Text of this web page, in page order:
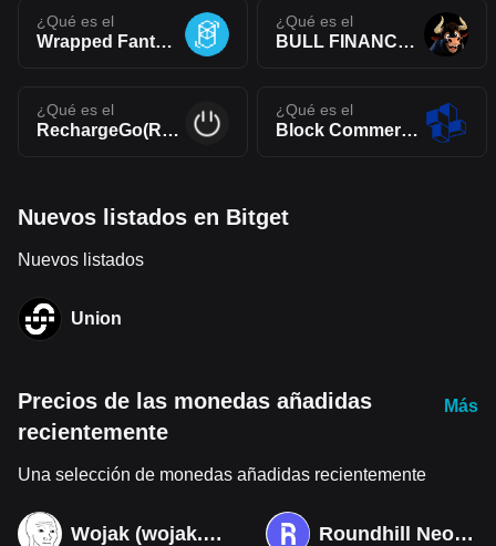
¿Qué es el
Wrapped Fantom(WFTM)
¿Qué es el
BULL FINANCE(BULL)
¿Qué es el
RechargeGo(RCGE)
¿Qué es el
Block Commerce Protocol(BCP)
Nuevos listados en Bitget
Nuevos listados
Union
Precios de las monedas añadidas
recientemente
Más
Una selección de monedas añadidas recientemente
Wojak (wojak.art) Roundhill Neocloud ETF (Derivatives)